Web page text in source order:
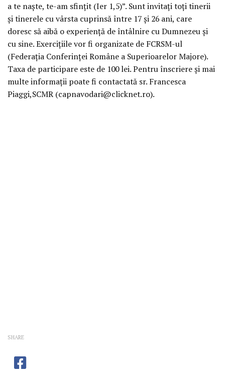
a te naşte, te-am sfinţit (Ier 1,5)”. Sunt invitaţi toţi tinerii
şi tinerele cu vârsta cuprinsă între 17 şi 26 ani, care
doresc să aibă o experienţă de întâlnire cu Dumnezeu şi
cu sine. Exerciţiile vor fi organizate de FCRSM-ul
(Federaţia Conferinţei Române a Superioarelor Majore).
Taxa de participare este de 100 lei. Pentru înscriere şi mai
multe informaţii poate fi contactată sr. Francesca
Piaggi,SCMR (capnavodari@clicknet.ro).
SHARE